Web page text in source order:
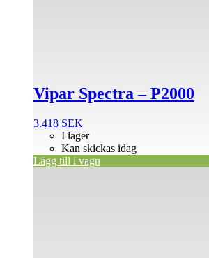
Vipar Spectra – P2000
3.418 SEK
I lager
Kan skickas idag
Lägg till i vagn